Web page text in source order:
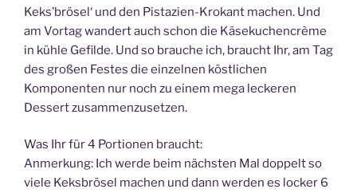
Keks’brösel‘ und den Pistazien-Krokant machen. Und
am Vortag wandert auch schon die Käsekuchencrème
in kühle Gefilde. Und so brauche ich, braucht Ihr, am Tag
des großen Festes die einzelnen köstlichen
Komponenten nur noch zu einem mega leckeren
Dessert zusammenzusetzen.
Was Ihr für 4 Portionen braucht:
Anmerkung: Ich werde beim nächsten Mal doppelt so
viele Keksbrösel machen und dann werden es locker 6